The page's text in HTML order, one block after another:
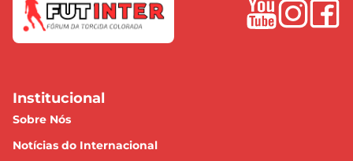
Institucional
Sobre Nós
Notícias do Internacional